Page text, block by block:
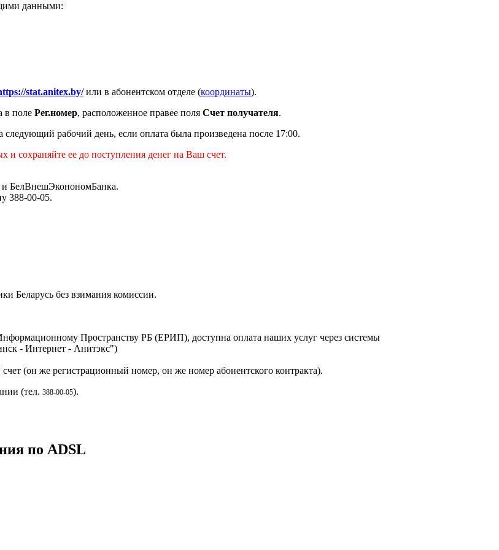
данными:
stat.anitex.by/или в абонентском отделе (координаты).
в поле Рег.номер, расположенное правее поля Счет получателя.
рабочий день, если оплата была произведена после 17:00.
сохраняйте ее до поступления денег на Ваш счет.
и БелВнешЭконономБанка.
388-00-05.
Беларусь без взимания комиссии.
Пространству РБ (ЕРИП), доступна оплата наших услуг через системы
- Интернет - Анитэкс")
(он же регистрационный номер, он же номер абонентского контракта).
(тел. 388-00-05).
по ADSL